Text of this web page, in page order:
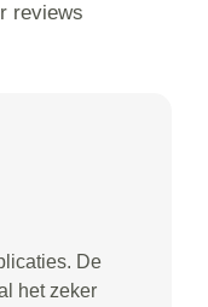
reviews
De
het zeker